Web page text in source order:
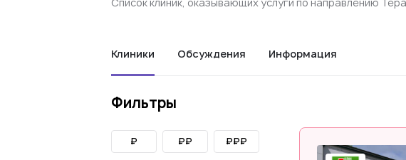
Клиники Обсуждения Информация
Фильтры
₽ ₽₽ ₽₽₽